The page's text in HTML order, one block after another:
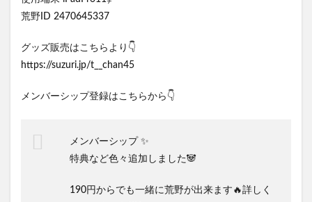
荒野ID 2470645337
グッズ販売はこちらより👇
https://suzuri.jp/t__chan45
メンバーシップ登録はこちらから👇
メンバーシップ ✨
特典など色々追加しました🐼
190円からでも一緒に荒野が出来ます🔥詳しく